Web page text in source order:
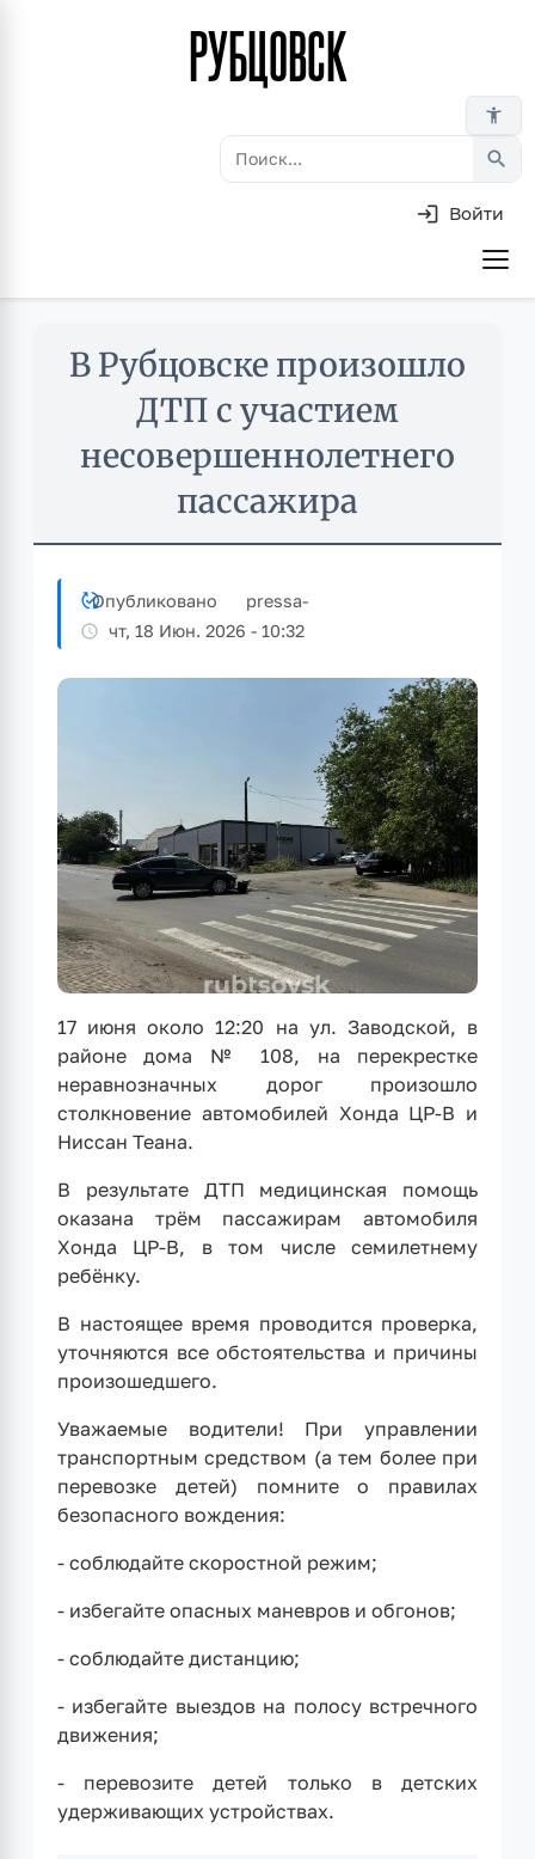
РУБЦОВСК
accessibility_new
search
Войти
В Рубцовске произошло
ДТП с участием
несовершеннолетнего
пассажира
Опубликовано pressa-
чт, 18 Июн. 2026 - 10:32
17 июня около 12:20 на ул. Заводской, в
районе дома № 108, на перекрестке
неравнозначных дорог произошло
столкновение автомобилей Хонда ЦР-В и
Ниссан Теана.
В результате ДТП медицинская помощь
оказана трём пассажирам автомобиля
Хонда ЦР-В, в том числе семилетнему
ребёнку.
В настоящее время проводится проверка,
уточняются все обстоятельства и причины
произошедшего.
Уважаемые водители! При управлении
транспортным средством (а тем более при
перевозке детей) помните о правилах
безопасного вождения:
- соблюдайте скоростной режим;
- избегайте опасных маневров и обгонов;
- соблюдайте дистанцию;
- избегайте выездов на полосу встречного
движения;
- перевозите детей только в детских
удерживающих устройствах.